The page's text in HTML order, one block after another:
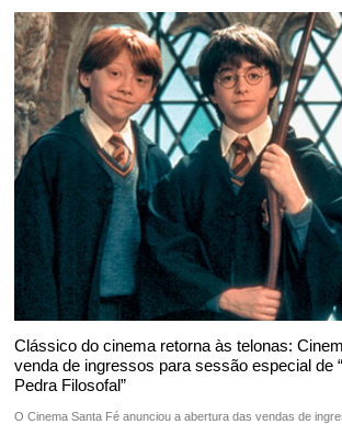
Clássico do cinema retorna às telonas:
venda de ingressos para sessão especial de
Pedra Filosofal”
O Cinema Santa Fé anunciou a abertura das vendas de